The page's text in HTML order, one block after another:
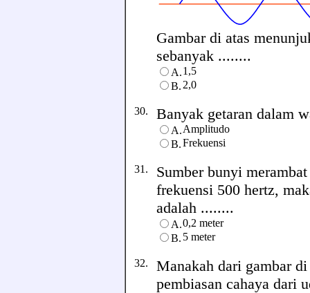
Gambar di atas
sebanyak ........
A.1,5
B. 2,0
30. Banyak getaran dalam
A.Amplitudo
B.Frekuensi
31. Sumber bunyi
frekuensi 500 hertz,
adalah ........
A.0,2 meter
B. 5 meter
32. Manakah dari gambar
pembiasan cahaya dari